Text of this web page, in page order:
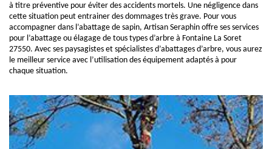
à titre préventive pour éviter des accidents mortels. Une négligence dans
cette situation peut entrainer des dommages très grave. Pour vous
accompagner dans l’abattage de sapin, Artisan Seraphin offre ses services
pour l’abattage ou élagage de tous types d’arbre à Fontaine La Soret
27550. Avec ses paysagistes et spécialistes d’abattages d’arbre, vous aurez
le meilleur service avec l’utilisation des équipement adaptés à pour
chaque situation.